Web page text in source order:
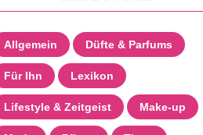
Allgemein Düfte & Parfums
Für Ihn Lexikon
Lifestyle & Zeitgeist Make-up